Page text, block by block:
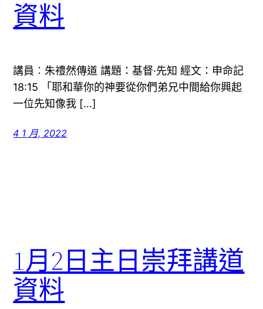
資料
講員︰朱禮然傳道 講題：基督·先知 經文：申命記
18:15 「耶和華你的神要從你們弟兄中間給你興起
一位先知像我 […]
4 1 月, 2022
1月2日主日崇拜講道
資料